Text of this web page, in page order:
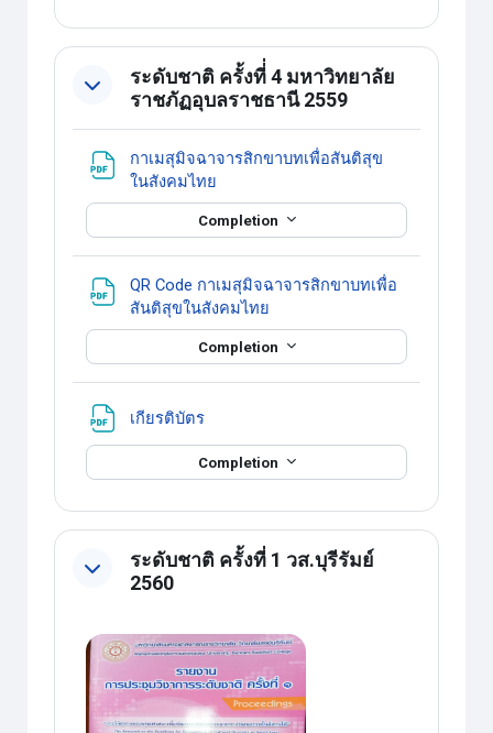
ระดับชาติ ครั้งที่่ 4 มหาวิทยาลัย
ราชภัฏอุบลราชธานี 2559
กาเมสุมิจฉาจารสิกขาบทเพื่อสันติสุข
ในสังคมไทย
Completion
QR Code กาเมสุมิจฉาจารสิกขาบทเพื่อ
สันติสุขในสังคมไทย
Completion
เกียรติบัตร
Completion
ระดับชาติ ครั้งที่ 1 วส.บุรีรัมย์
2560